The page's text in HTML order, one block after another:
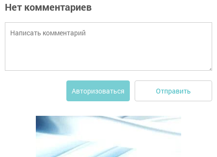
Нет комментариев
Авторизоваться Отправить